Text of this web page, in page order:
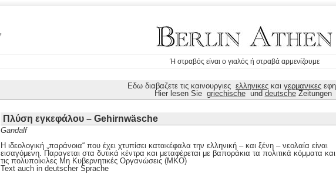
Ή στραβός είναι ο γιαλός ή στραβά αρμενίζουμε
Εδω διαβαζετε τις καινουργιες ελληνικες και γερμανικες
Hier lesen Sie griechischeund deutscheZeitungen
Πλύση εγκεφάλου – Gehirnwäsche
Gandalf
Η ιδεολογική „παράνοια“ που έχει χτυπίσει κατακέφαλα την ελληνική – και ξένη – νεολαία είναι
εισαγόμενη. Παραγεται στα δυτικά κέντρα και μεταφέρεται με βαποράκια τα πολιτικά κόμματα και
τις πολυποίκιλες Μη Κυβερνητικές Οργανώσεις (ΜΚΟ)
Text auch in deutscher Sprache